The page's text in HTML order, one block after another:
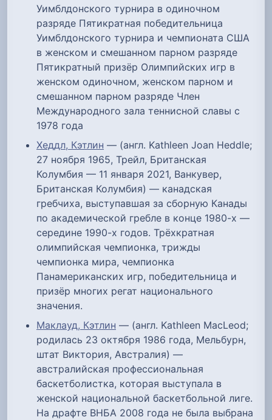
Уимблдонского турнира в одиночном
разряде Пятикратная победительница
Уимблдонского турнира и чемпионата США
в женском и смешанном парном разряде
Пятикратный призёр Олимпийских игр в
женском одиночном, женском парном и
смешанном парном разряде Член
Международного зала теннисной славы с
1978 года
Хеддл, Кэтлин — (англ. Kathleen Joan Heddle;
27 ноября 1965, Трейл, Британская
Колумбия — 11 января 2021, Ванкувер,
Британская Колумбия) — канадская
гребчиха, выступавшая за сборную Канады
по академической гребле в конце 1980-х —
середине 1990-х годов. Трёхкратная
олимпийская чемпионка, трижды
чемпионка мира, чемпионка
Панамериканских игр, победительница и
призёр многих регат национального
значения.
Маклауд, Кэтлин — (англ. Kathleen MacLeod;
родилась 23 октября 1986 года, Мельбурн,
штат Виктория, Австралия) —
австралийская профессиональная
баскетболистка, которая выступала в
женской национальной баскетбольной лиге.
На драфте ВНБА 2008 года не была выбрана